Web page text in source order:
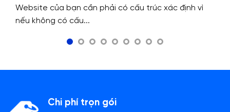
Website của bạn cần phải có cấu trúc xác định vì
nếu không có cấu...
Chi phí trọn gói